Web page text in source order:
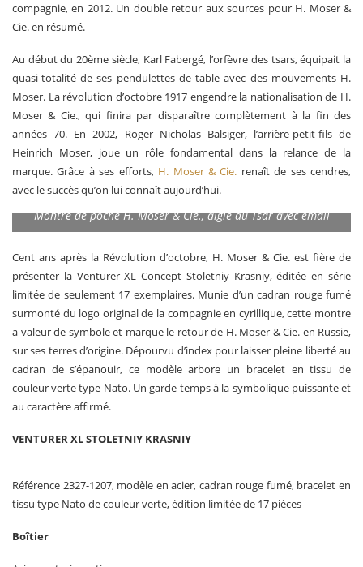
compagnie, en 2012. Un double retour aux sources pour H. Moser &
Cie. en résumé.
Au début du 20ème siècle, Karl Fabergé, l’orfèvre des tsars, équipait la
quasi-totalité de ses pendulettes de table avec des mouvements H.
Moser. La révolution d’octobre 1917 engendre la nationalisation de H.
Moser & Cie., qui finira par disparaître complètement à la fin des
années 70. En 2002, Roger Nicholas Balsiger, l’arrière-petit-fils de
Heinrich Moser, joue un rôle fondamental dans la relance de la
marque. Grâce à ses efforts, H. Moser & Cie. renaît de ses cendres,
avec le succès qu’on lui connaît aujourd’hui.
Montre de poche H. Moser & Cie., aigle du Tsar avec émail
Cent ans après la Révolution d’octobre, H. Moser & Cie. est fière de
présenter la Venturer XL Concept Stoletniy Krasniy, éditée en série
limitée de seulement 17 exemplaires. Munie d’un cadran rouge fumé
surmonté du logo original de la compagnie en cyrillique, cette montre
a valeur de symbole et marque le retour de H. Moser & Cie. en Russie,
sur ses terres d’origine. Dépourvu d’index pour laisser pleine liberté au
cadran de s’épanouir, ce modèle arbore un bracelet en tissu de
couleur verte type Nato. Un garde-temps à la symbolique puissante et
au caractère affirmé.
VENTURER XL STOLETNIY KRASNIY
Référence 2327-1207, modèle en acier, cadran rouge fumé, bracelet en
tissu type Nato de couleur verte, édition limitée de 17 pièces
Boîtier